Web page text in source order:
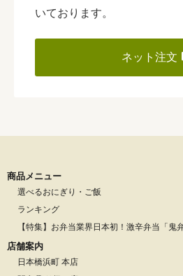
いております。
ネット注文
商品メニュー
選べるおにぎり・ご飯
ランキング
【特集】お弁当業界日本初！激辛弁当「鬼
店舗案内
日本橋浜町 本店